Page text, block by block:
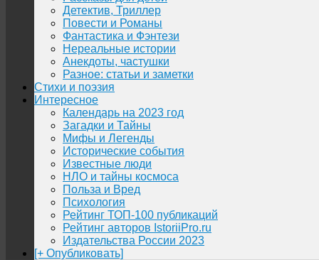
Детектив, Триллер
Повести и Романы
Фантастика и Фэнтези
Нереальные истории
Анекдоты, частушки
Разное: статьи и заметки
Стихи и поэзия
Интересное
Календарь на 2023 год
Загадки и Тайны
Мифы и Легенды
Исторические события
Известные люди
НЛО и тайны космоса
Польза и Вред
Психология
Рейтинг ТОП-100 публикаций
Рейтинг авторов IstoriiPro.ru
Издательства России 2023
[+ Опубликовать]